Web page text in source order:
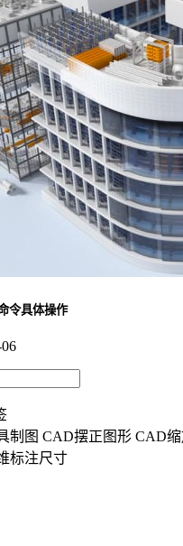
令具体操作
制图 CAD摆正图形 CAD缩
标注尺寸